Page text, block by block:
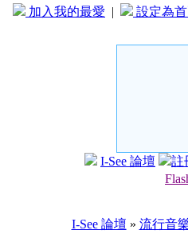
加入我的最愛 | 設定為
I-See 論壇 註
I-See 論壇 » 流行音